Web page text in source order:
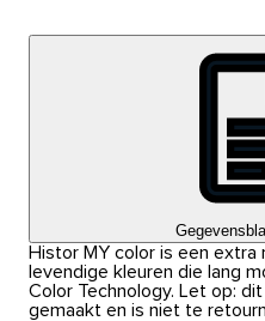
Histor MY color is een
levendige kleuren die lang
Color Technology. Let op:
gemaakt en is niet te